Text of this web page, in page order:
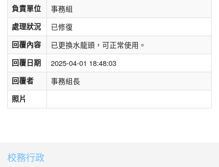
負責單位
事務組
處理狀況
已修復
回覆內容
已更換水龍頭，可正常使用。
回覆日期
2025-04-01 18:48:03
回覆者
事務組長
照片
:::
校務行政